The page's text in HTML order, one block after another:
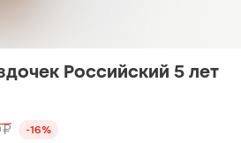
Российский 5 лет
₽ -16%